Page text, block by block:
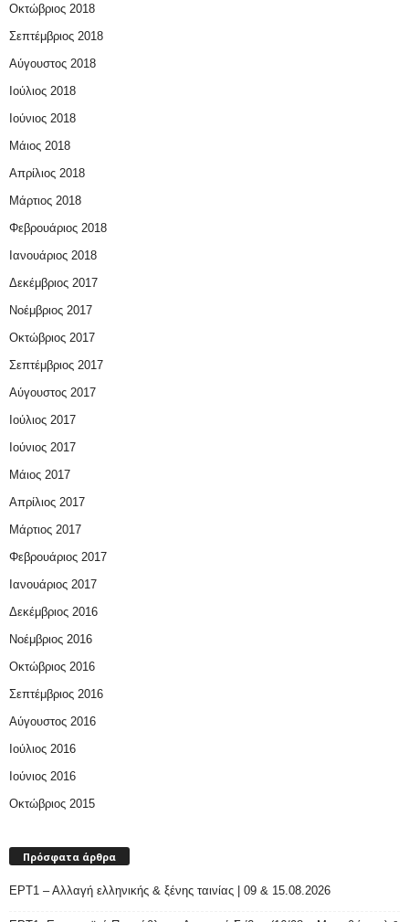
Οκτώβριος 2018
Σεπτέμβριος 2018
Αύγουστος 2018
Ιούλιος 2018
Ιούνιος 2018
Μάιος 2018
Απρίλιος 2018
Μάρτιος 2018
Φεβρουάριος 2018
Ιανουάριος 2018
Δεκέμβριος 2017
Νοέμβριος 2017
Οκτώβριος 2017
Σεπτέμβριος 2017
Αύγουστος 2017
Ιούλιος 2017
Ιούνιος 2017
Μάιος 2017
Απρίλιος 2017
Μάρτιος 2017
Φεβρουάριος 2017
Ιανουάριος 2017
Δεκέμβριος 2016
Νοέμβριος 2016
Οκτώβριος 2016
Σεπτέμβριος 2016
Αύγουστος 2016
Ιούλιος 2016
Ιούνιος 2016
Οκτώβριος 2015
Πρόσφατα άρθρα
ΕΡΤ1 – Αλλαγή ελληνικής & ξένης ταινίας | 09 & 15.08.2026